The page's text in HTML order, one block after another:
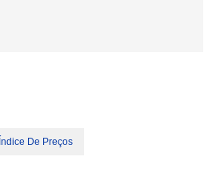
Índice De Preços